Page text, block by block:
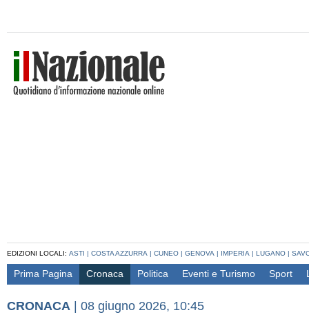
EDIZIONI LOCALI: ASTI | COSTA AZZURRA | CUNEO | GENOVA | IMPERIA | LUGANO |
Prima Pagina Cronaca Politica Eventi e Turismo Sport
CRONACA | 08 giugno 2026, 10:45